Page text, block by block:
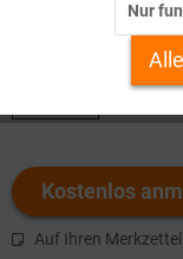
Welchen
Kostenlos
Auf Ihren
Personalisierung
Service
Nur